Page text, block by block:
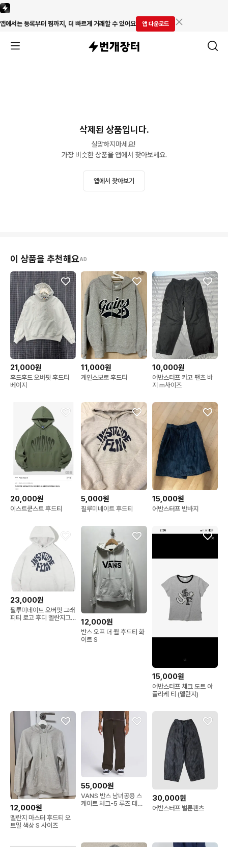
앱에서는 등록부터 찜까지, 더 빠르게 거래할 수 있어요 앱 다운로드
삭제된 상품입니다.
실망하지마세요!
가장 비슷한 상품을 앱에서 찾아보세요.
앱에서 찾아보기
이 상품을 추천해요AD
21,000원
후드후드 오버핏 후드티
베이지
11,000원
게인스보로 후드티
10,000원
어반스터프 카고 팬츠 바
지 m사이즈
20,000원
이스트쿤스트 후드티
5,000원
필루미네이트 후드티
15,000원
어반스터프 반바지
23,000원
필루미네이트 오버핏 그래
피티 로고 후디 멜란지그
12,000원
반스 오프 더 월 후드티 화
이트 S
15,000원
어반스터프 체크 도트 아
플리케 티 (멜란지)
12,000원
멜란지 마스터 후드티 오
트밀 색상 S 사이즈
55,000원
VANS 반스 남녀공용 스
케이트 체크-5 루즈 데님
30,000원
어반스터프 벌룬팬츠